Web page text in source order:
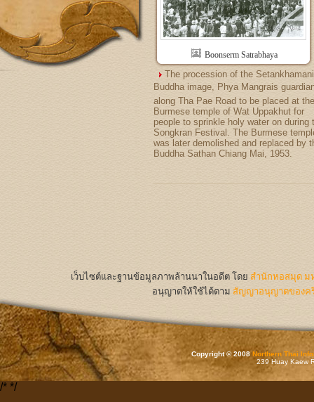
Boonserm Satrabhaya
The procession of the Setankhamani
Buddha image, Phya Mangrais
along Tha Pae Road to be placed at the
Burmese temple of Wat Uppakhut for
people to sprinkle holy water on during
Songkran Festival. The Burmese
was later demolished and replaced by
Buddha Sathan Chiang Mai, 1953.
เว็บไซต์และฐานข้อมูลภาพล้านนาในอดีต โดย สำนักหอสมุด ม
อนุญาตให้ใช้ได้ตาม สัญญาอนุญาตของค
Copyright © 2008Northern Thai
239 Huay Kaew
/* */